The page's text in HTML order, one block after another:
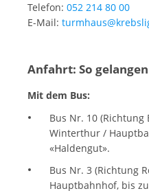
Telefon: 052 214 80 00
E-Mail:
Anfahrt: So gelangen
Mit dem Bus:
Bus Nr. 10
Winterthur /
«Haldengut».
Bus Nr. 3 (Richtung
Hauptbahnhof, bis